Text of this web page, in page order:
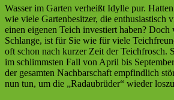
Wasser im Garten verheißt Idylle pur.
wie viele Gartenbesitzer, die enthusiastisch
einen eigenen Teich investiert haben? Doch
Schlange, ist für Sie wie für viele
oft schon nach kurzer Zeit der Teichfrosch.
im schlimmsten Fall von April bis
der gesamten Nachbarschaft empfindlich
nun tun, um die „Radaubrüder“ wieder